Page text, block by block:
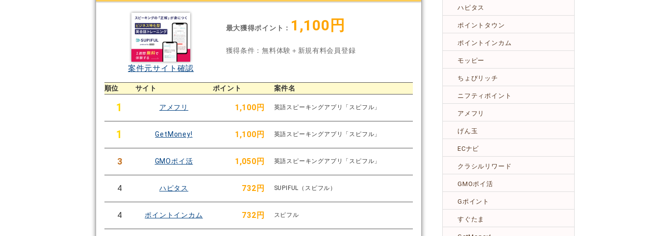
案件元サイト確認
最大獲得ポイント： 1,100円
獲得条件：無料体験＋新規有料会員登録
順位 サイト ポイント 案件名
1 アメフリ 1,100円 英語スピーキングアプリ「スピフル」
1 GetMoney! 1,100円 英語スピーキングアプリ「スピフル」
3 GMOポイ活 1,050円 英語スピーキングアプリ「スピフル」
4 ハピタス 732円 SUPIFUL（スピフル）
4 ポイントインカム 732円 スピフル
ハピタス
ポイントタウン
ポイントインカム
モッピー
ちょびリッチ
ニフティポイント
アメフリ
げん玉
ECナビ
クラシルリワード
GMOポイ活
Gポイント
すぐたま